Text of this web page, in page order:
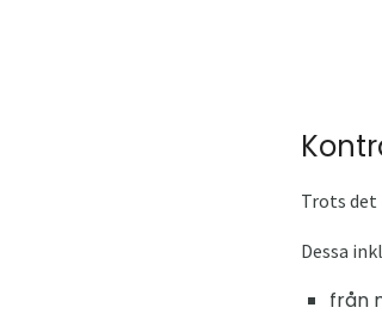
Trots det
Dessa
från